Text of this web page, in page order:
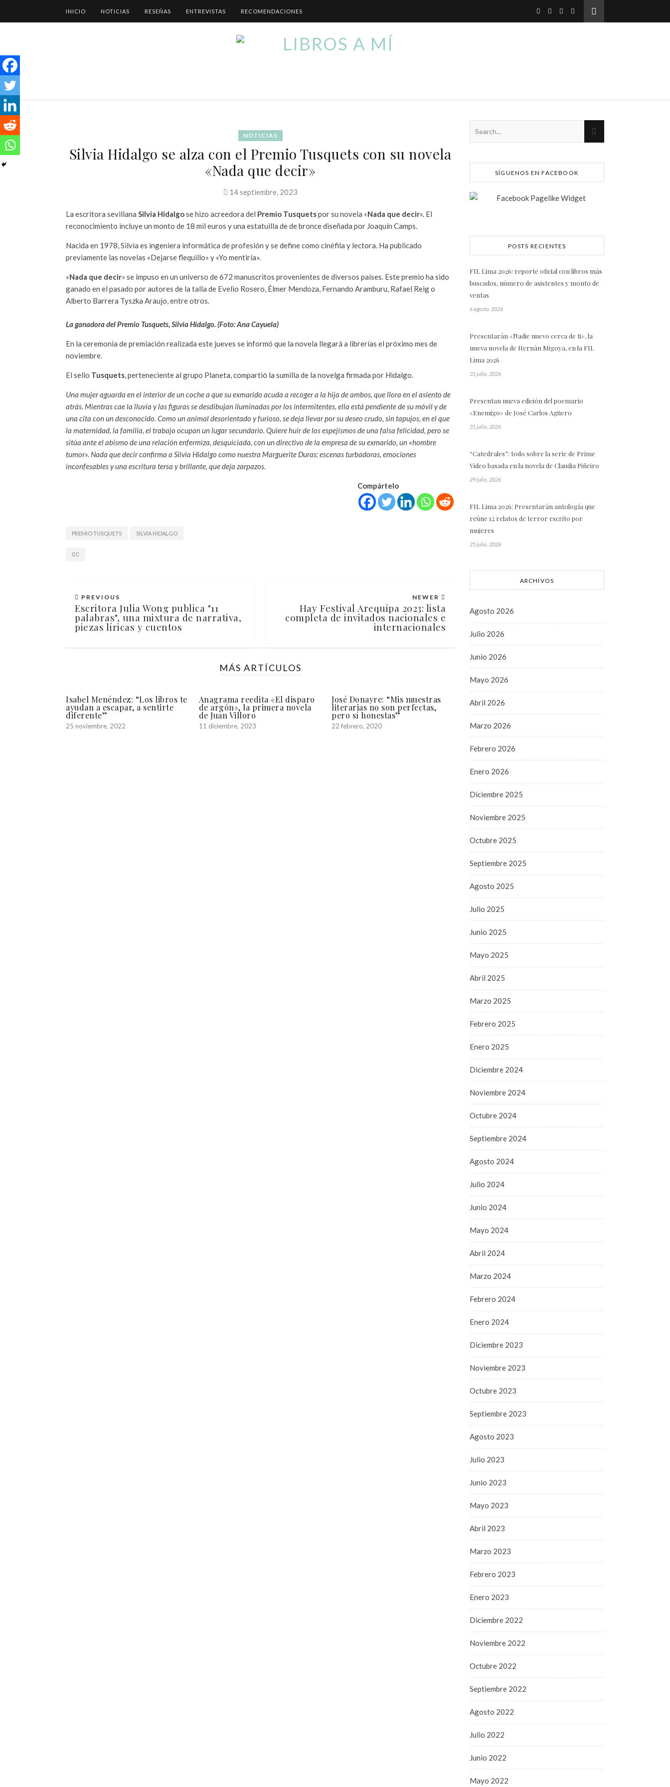
INICIO NOTICIAS RESEÑAS ENTREVISTAS RECOMENDACIONES
NOTICIAS
Silvia Hidalgo se alza con el Premio Tusquets con su novela
«Nada que decir»
14 septiembre, 2023
La escritora sevillana Silvia Hidalgose hizo acreedora del Premio Tusquetspor su novela «Nada que decir«. El
reconocimiento incluye un monto de 18 mil euros y una estatuilla de de bronce diseñada por Joaquín Camps.
Nacida en 1978, Silvia es ingeniera informática de profesión y se define como cinéfila y lectora. Ha publicado
previamente las novelas «Dejarse flequillo» y «Yo mentiría».
«Nada que decir» se impuso en un universo de 672 manuscritos provenientes de diversos países. Este premio ha sido
ganado en el pasado por autores de la talla de Evelio Rosero, Élmer Mendoza, Fernando Aramburu, Rafael Reig o
Alberto Barrera Tyszka Araujo, entre otros.
La ganadora del Premio Tusquets, Silvia Hidalgo. (Foto: Ana Cayuela)
En la ceremonia de premiación realizada este jueves se informó que la novela llegará a librerías el próximo mes de
noviembre.
El sello Tusquets , perteneciente al grupo Planeta, compartió la sumilla de la novelga firmada por Hidalgo.
Una mujer aguarda en el interior de un coche a que su exmarido acuda a recoger a la hija de ambos, que llora en el asiento de
atrás. Mientras cae la lluvia y las figuras se desdibujan iluminadas por los intermitentes, ella está pendiente de su móvil y de
una cita con un desconocido. Como un animal desorientado y furioso, se deja llevar por su deseo crudo, sin tapujos, en el que
la maternidad, la familia, el trabajo ocupan un lugar secundario. Quiere huir de los espejismos de una falsa felicidad, pero se
sitúa ante el abismo de una relación enfermiza, desquiciada, con un directivo de la empresa de su exmarido, un «hombre
tumor». Nada que decir confirma a Silvia Hidalgo como nuestra Marguerite Duras: escenas turbadoras, emociones
inconfesables y una escritura tersa y brillante, que deja zarpazos.
Compártelo
PREMIO TUSQUETS SILVIA HIDALGO
0
PREVIOUS
Escritora Julia Wong publica "11
palabras", una mixtura de narrativa,
piezas líricas y cuentos
NEWER
Hay Festival Arequipa 2023: lista
completa de invitados nacionales e
internacionales
MÁS ARTÍCULOS
Isabel Menéndez: “Los libros te
ayudan a escapar, a sentirte
diferente”
25 noviembre, 2022
Anagrama reedita «El disparo
de argón», la primera novela
de Juan Villoro
11 diciembre, 2023
José Donayre: “Mis muestras
literarias no son perfectas,
pero sí honestas”
22 febrero, 2020
SÍGUENOS EN FACEBOOK
POSTS RECIENTES
FIL Lima 2026: reporte oficial con libros más
buscados, número de asistentes y monto de
ventas
6 agosto, 2026
Presentarán «Nadie nuevo cerca de ti», la
nueva novela de Hernán Migoya, en la FIL
Lima 2026
31 julio, 2026
Presentan nueva edición del poemario
«Enemigo» de José Carlos Agüero
31 julio, 2026
“Catedrales”: todo sobre la serie de Prime
Video basada en la novela de Claudia Piñeiro
29 julio, 2026
FIL Lima 2026: Presentarán antología que
reúne 12 relatos de terror escrito por
mujeres
25 julio, 2026
ARCHIVOS
Agosto 2026
Julio 2026
Junio 2026
Mayo 2026
Abril 2026
Marzo 2026
Febrero 2026
Enero 2026
Diciembre 2025
Noviembre 2025
Octubre 2025
Septiembre 2025
Agosto 2025
Julio 2025
Junio 2025
Mayo 2025
Abril 2025
Marzo 2025
Febrero 2025
Enero 2025
Diciembre 2024
Noviembre 2024
Octubre 2024
Septiembre 2024
Agosto 2024
Julio 2024
Junio 2024
Mayo 2024
Abril 2024
Marzo 2024
Febrero 2024
Enero 2024
Diciembre 2023
Noviembre 2023
Octubre 2023
Septiembre 2023
Agosto 2023
Julio 2023
Junio 2023
Mayo 2023
Abril 2023
Marzo 2023
Febrero 2023
Enero 2023
Diciembre 2022
Noviembre 2022
Octubre 2022
Septiembre 2022
Agosto 2022
Julio 2022
Junio 2022
Mayo 2022